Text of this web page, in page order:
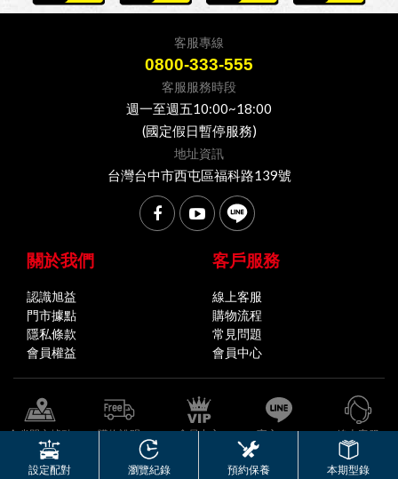
客服專線
0800-333-555
客服服務時段
週一至週五10:00~18:00
(國定假日暫停服務)
地址資訊
台灣台中市西屯區福科路139號
關於我們
認識旭益
門市據點
隱私條款
會員權益
客戶服務
線上客服
購物流程
常見問題
會員中心
全省門市據點 購物說明 會員中心 官方LINE 線上客服
© 2026 旭益汽車 版權所有
設定配對 瀏覽紀錄 預約保養 本期型錄